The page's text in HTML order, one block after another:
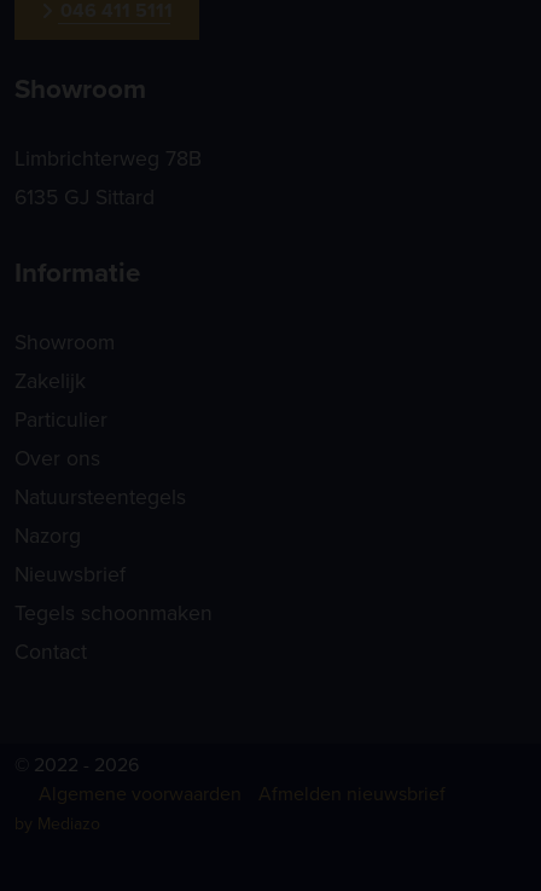
Showroom
Limbrichterweg 78B
6135 GJ Sittard
Informatie
Showroom
Zakelijk
Particulier
Over ons
Natuursteentegels
Nazorg
Nieuwsbrief
Tegels schoonmaken
Contact
© 2022 - 2026
Algemene voorwaarden
Afmelden nieuwsbrief
by Mediazo